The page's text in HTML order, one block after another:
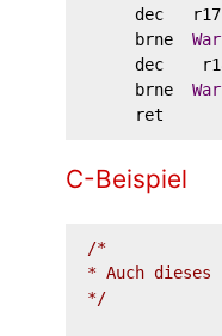
dec   r17
brne
dec
brne
C-Beispiel
/*
* Auch
*/